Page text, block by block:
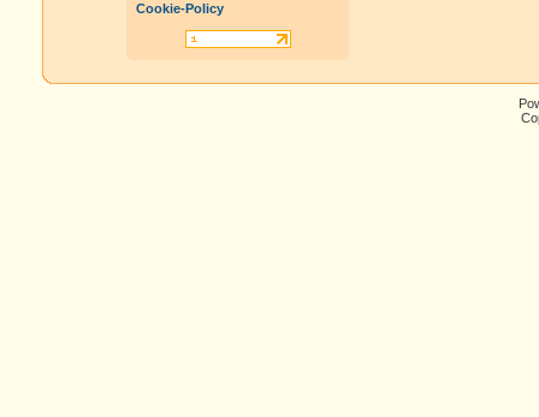
Cookie-Policy